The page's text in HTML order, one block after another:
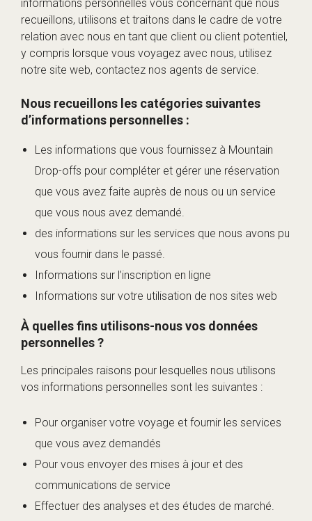
informations personnelles vous concernant que nous
recueillons, utilisons et traitons dans le cadre de votre
relation avec nous en tant que client ou client potentiel,
y compris lorsque vous voyagez avec nous, utilisez
notre site web, contactez nos agents de service.
Nous recueillons les catégories suivantes
d’informations personnelles :
Les informations que vous fournissez à Mountain
Drop-offs pour compléter et gérer une réservation
que vous avez faite auprès de nous ou un service
que vous nous avez demandé.
des informations sur les services que nous avons pu
vous fournir dans le passé.
Informations sur l’inscription en ligne
Informations sur votre utilisation de nos sites web
À quelles fins utilisons-nous vos données
personnelles ?
Les principales raisons pour lesquelles nous utilisons
vos informations personnelles sont les suivantes :
Pour organiser votre voyage et fournir les services
que vous avez demandés
Pour vous envoyer des mises à jour et des
communications de service
Effectuer des analyses et des études de marché.